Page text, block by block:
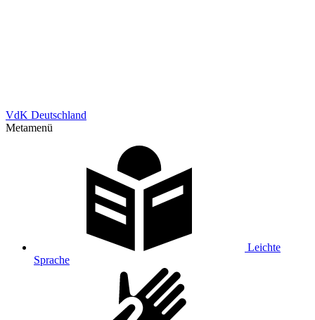
VdK Deutschland
Metamenü
Leichte
Sprache